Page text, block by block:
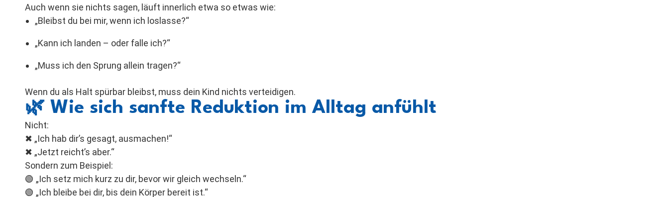
Auch wenn sie nichts sagen, läuft innerlich etwa so etwas wie:
„Bleibst du bei mir, wenn ich loslasse?“
„Kann ich landen – oder falle ich?“
„Muss ich den Sprung allein tragen?“
Wenn du als Halt spürbar bleibst, muss dein Kind nichts verteidigen.
🌿 Wie sich sanfte Reduktion im Alltag anfühlt
Nicht:
✖ „Ich hab dir’s gesagt, ausmachen!“
✖ „Jetzt reicht’s aber.“
Sondern zum Beispiel:
🟢 „Ich setz mich kurz zu dir, bevor wir gleich wechseln.“
🟢 „Ich bleibe bei dir, bis dein Körper bereit ist.“